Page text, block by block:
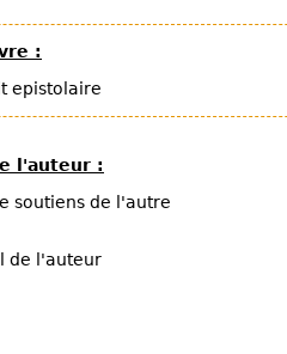
:
epistolaire
l'auteur :
soutiens de l'autre
de l'auteur